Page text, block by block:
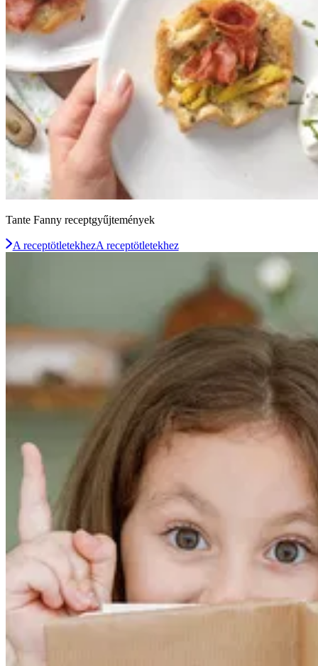
Tante Fanny receptgyűjtemények
A receptötletekhezA receptötletekhez